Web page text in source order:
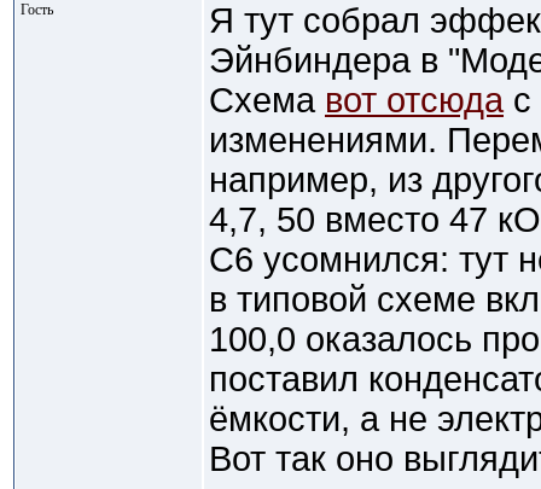
Гость
Я тут собрал
Эйнбиндера в
Схема вот отсюдас
изменениями.
например, из
4,7, 50 вместо 47
C6 усомнился: тут
в типовой схеме
100,0 оказалось
поставил
ёмкости, а не
Вот так оно